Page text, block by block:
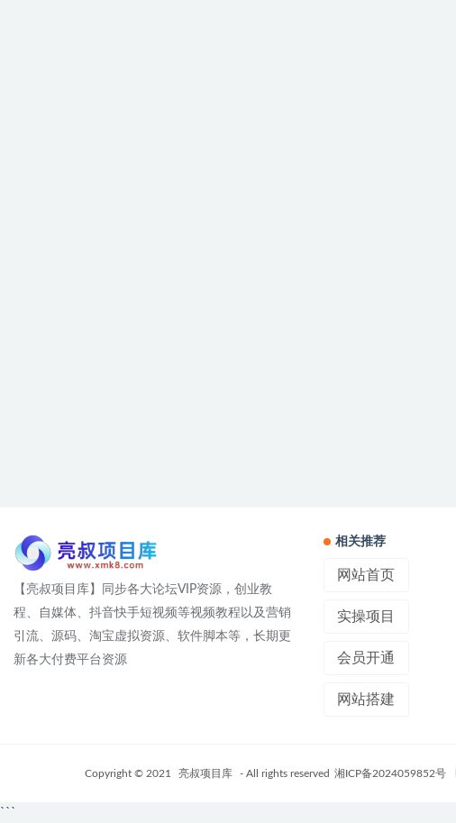
【亮叔项目库】同步各大论坛VIP资源，创业教
程、自媒体、抖音快手短视频等视频教程以及营销
引流、源码、淘宝虚拟资源、软件脚本等，长期更
新各大付费平台资源
相关推荐
网站首页
实操项目
会员开通
网站搭建
Copyright © 2021 亮叔项目库 - All rights reserved 湘ICP备2024059852号
```